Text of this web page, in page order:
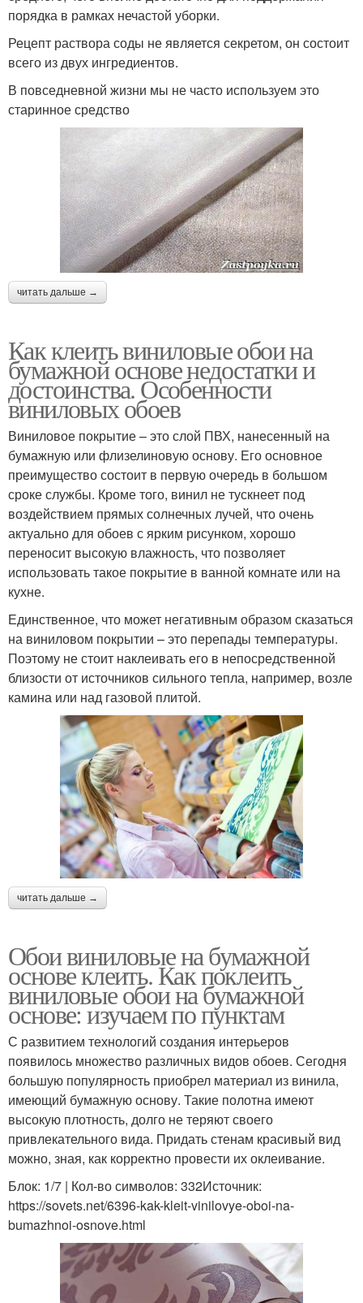
порядка в рамках нечастой уборки.
Рецепт раствора соды не является секретом, он состоит
всего из двух ингредиентов.
В повседневной жизни мы не часто используем это
старинное средство
читать дальше →
Как клеить виниловые обои на
бумажной основе недостатки и
достоинства. Особенности
виниловых обоев
Виниловое покрытие – это слой ПВХ, нанесенный на
бумажную или флизелиновую основу. Его основное
преимущество состоит в первую очередь в большом
сроке службы. Кроме того, винил не тускнеет под
воздействием прямых солнечных лучей, что очень
актуально для обоев с ярким рисунком, хорошо
переносит высокую влажность, что позволяет
использовать такое покрытие в ванной комнате или на
кухне.
Единственное, что может негативным образом сказаться
на виниловом покрытии – это перепады температуры.
Поэтому не стоит наклеивать его в непосредственной
близости от источников сильного тепла, например, возле
камина или над газовой плитой.
читать дальше →
Обои виниловые на бумажной
основе клеить. Как поклеить
виниловые обои на бумажной
основе: изучаем по пунктам
С развитием технологий создания интерьеров
появилось множество различных видов обоев. Сегодня
большую популярность приобрел материал из винила,
имеющий бумажную основу. Такие полотна имеют
высокую плотность, долго не теряют своего
привлекательного вида. Придать стенам красивый вид
можно, зная, как корректно провести их оклеивание.
Блок: 1/7 | Кол-во символов: 332Источник:
https://sovets.net/6396-kak-kleit-vinilovye-oboi-na-
bumazhnoi-osnove.html